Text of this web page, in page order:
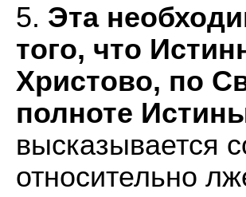
5. Эта
того, что
Христово, по
полноте
высказывается
относительно